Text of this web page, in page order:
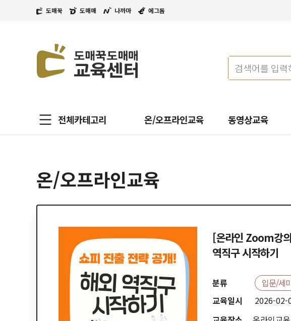
도매꾹 도매매 나까마 에그돔
전체카테고리 온/오프라인교육 동영상교육
온/오프라인교육
[온라인 Zoom강
역직구 시작하기
분류 입문/세
교육일시
2026-02-